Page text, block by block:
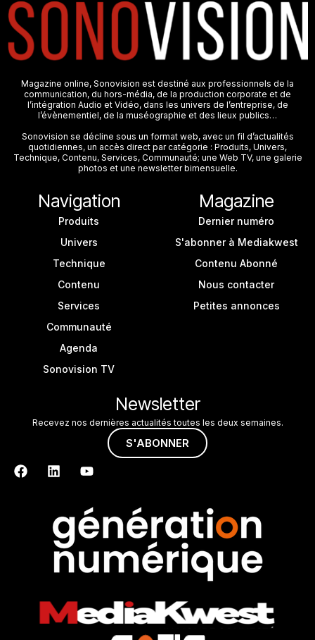
Magazine online, Sonovision est destiné aux professionnels de la
communication, du hors-média, de la production corporate et de
l’intégration Audio et Vidéo, dans les univers de l’entreprise, de
l’évènementiel, de la muséographie et des lieux publics…
Sonovision se décline sous un format web, avec un fil d’actualités
quotidiennes, un accès direct par catégorie : Produits, Univers,
Technique, Contenu, Services, Communauté; une Web TV, une galerie
photos et une newsletter bimensuelle.
Navigation
Produits
Univers
Technique
Contenu
Services
Communauté
Agenda
Sonovision TV
Magazine
Dernier numéro
S'abonner à Mediakwest
Contenu Abonné
Nous contacter
Petites annonces
Newsletter
Recevez nos dernières actualités toutes les deux semaines.
S'ABONNER